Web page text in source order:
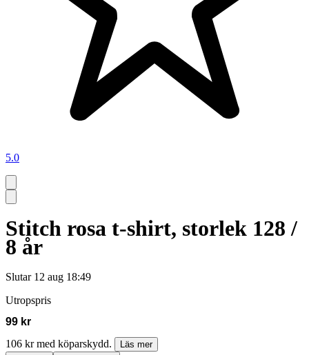
5.0
Stitch rosa t-shirt, storlek 128 /
8 år
Slutar 12 aug 18:49
Utropspris
99 kr
106 kr med köparskydd.
Läs mer